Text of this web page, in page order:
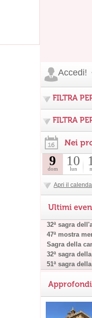
Accedi!
FILTRA
FILTRA
Nei
9
dom
10
lun
Apri il
Ultimi
32ª sagra
47ª mostra
Sagra della
32ª sagra
51ª sagra